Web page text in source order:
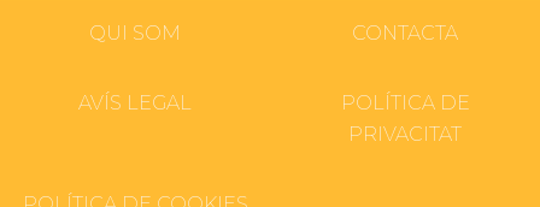
QUI SOM CONTACTA
AVÍS LEGAL
POLÍTICA DE
PRIVACITAT